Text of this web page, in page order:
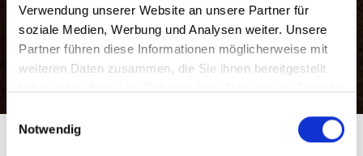
Verwendung unserer Website an unsere Partner für
soziale Medien, Werbung und Analysen weiter. Unsere
Partner führen diese Informationen möglicherweise mit
weiteren Daten zusammen, die Sie ihnen bereitgestellt
Einwilligungsauswahl
Notwendig